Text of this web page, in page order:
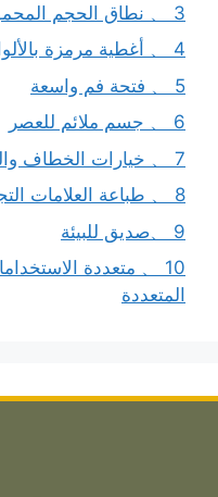
3 、 نطاق الحجم المحمول
4 、 أغطية مرمزة بالألوان
5 、 فتحة فم واسعة
6 、 جسم ملائم للعصر
7 、 خيارات الخطاف والشفط
8 、 طباعة العلامات التجارية المخصصة
9 、صديق للبيئة
10 、 متعددة
المتعددة